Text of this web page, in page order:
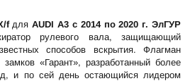
fдляAUDI A3 c 2014 по 2020 г. ЭлГУР
рулевого вала, защищающий
способов вскрытия. Флагман
замков «Гарант», разработанный более
и по сей день остающийся лидером